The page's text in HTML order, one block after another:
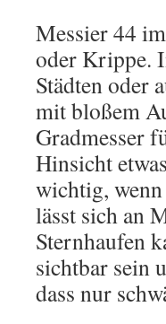
Messier 44
oder Krippe.
Städten oder
mit bloßem
Gradmesser
Hinsicht
wichtig,
lässt sich an
Sternhaufen
sichtbar sein
dass nur